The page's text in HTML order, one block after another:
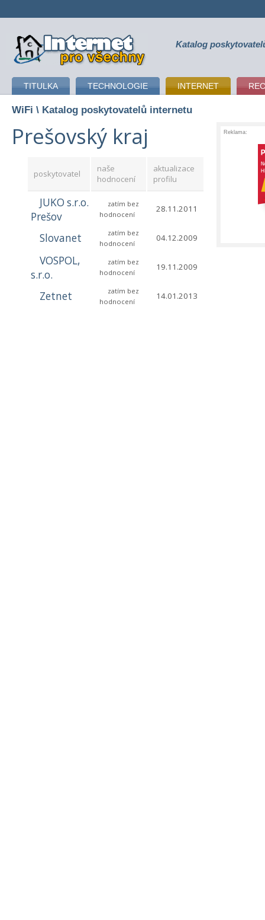
připojení k internetu Katalog
TITULKA TECHNOLOGIE INTERNET
WiFi \ Katalog poskytovatelů internetu
Reklama:
Prešovský kraj
poskytovatel
naše
hodnocení
aktualizace
profilu
JUKO s.r.o.
Prešov
zatím bez
hodnocení
28.11.2011
Slovanet
zatím bez
hodnocení
04.12.2009
VOSPOL,
s.r.o.
zatím bez
hodnocení
19.11.2009
Zetnet
zatím bez
hodnocení
14.01.2013